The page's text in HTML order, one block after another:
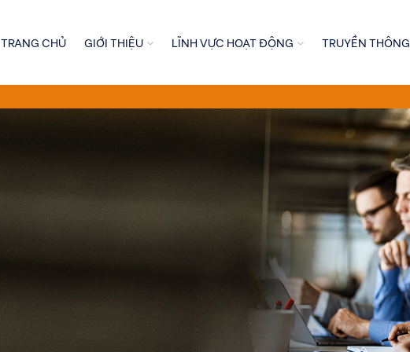
TRANG CHỦ GIỚI THIỆU LĨNH VỰC HOẠT ĐỘNG TRUYỀN THÔNG